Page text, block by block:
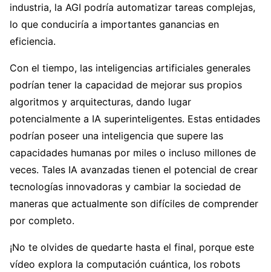
industria, la AGI podría automatizar tareas complejas,
lo que conduciría a importantes ganancias en
eficiencia.
Con el tiempo, las inteligencias artificiales generales
podrían tener la capacidad de mejorar sus propios
algoritmos y arquitecturas, dando lugar
potencialmente a IA superinteligentes. Estas entidades
podrían poseer una inteligencia que supere las
capacidades humanas por miles o incluso millones de
veces. Tales IA avanzadas tienen el potencial de crear
tecnologías innovadoras y cambiar la sociedad de
maneras que actualmente son difíciles de comprender
por completo.
¡No te olvides de quedarte hasta el final, porque este
vídeo explora la computación cuántica, los robots